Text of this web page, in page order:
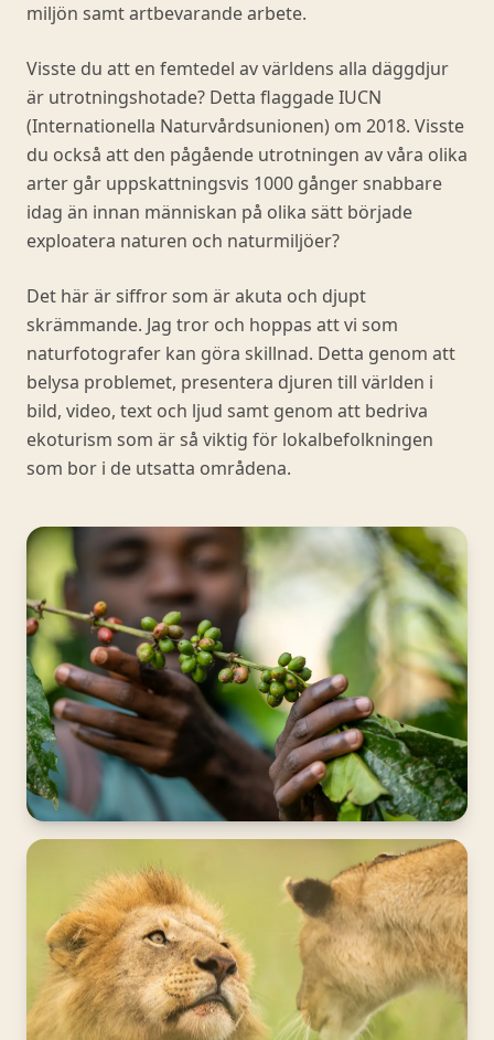
miljön samt artbevarande arbete.
Visste du att en femtedel av världens alla däggdjur
är utrotningshotade? Detta flaggade IUCN
(Internationella Naturvårdsunionen) om 2018. Visste
du också att den pågående utrotningen av våra olika
arter går uppskattningsvis 1000 gånger snabbare
idag än innan människan på olika sätt började
exploatera naturen och naturmiljöer?
Det här är siffror som är akuta och djupt
skrämmande. Jag tror och hoppas att vi som
naturfotografer kan göra skillnad. Detta genom att
belysa problemet, presentera djuren till världen i
bild, video, text och ljud samt genom att bedriva
ekoturism som är så viktig för lokalbefolkningen
som bor i de utsatta områdena.